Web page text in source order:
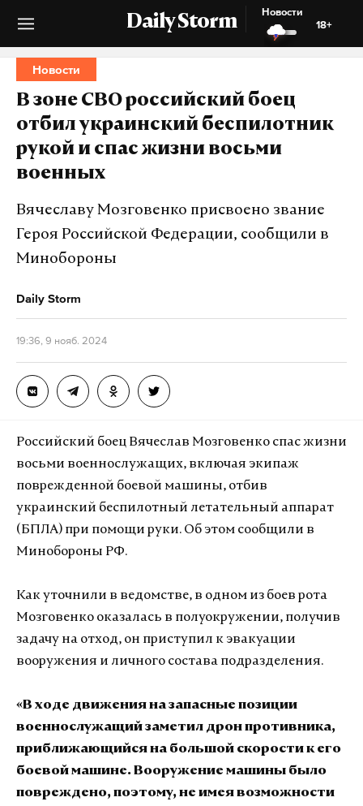
Daily Storm
Новости
18+
Новости
В зоне СВО российский боец
отбил украинский беспилотник
рукой и спас жизни восьми
военных
Вячеславу Мозговенко присвоено звание
Героя Российской Федерации, сообщили в
Минобороны
Daily Storm
19:36, 9 нояб. 2024
Российский боец Вячеслав Мозговенко спас жизни
восьми военнослужащих, включая экипаж
поврежденной боевой машины, отбив
украинский беспилотный летательный аппарат
(БПЛА) при помощи руки. Об этом сообщили в
Минобороны РФ.
Как уточнили в ведомстве, в одном из боев рота
Мозговенко оказалась в полуокружении, получив
задачу на отход, он приступил к эвакуации
вооружения и личного состава подразделения.
«В ходе движения на запасные позиции
военнослужащий заметил дрон противника,
приближающийся на большой скорости к его
боевой машине. Вооружение машины было
повреждено, поэтому, не имея возможности